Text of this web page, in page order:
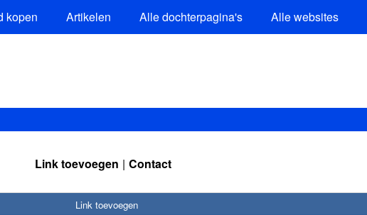
kopen Artikelen Alle dochterpagina's Alle websites
Link toevoegen Contact
Link toevoegen